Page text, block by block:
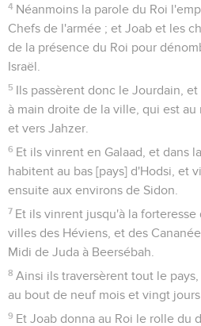
4 Néanmoins la parole du Roi
Chefs de l'armée ; et Joab et les
de la présence du Roi pour
Israël.
5 Ils passèrent donc le Jourdain,
à main droite de la ville, qui est au
et vers Jahzer.
6 Et ils vinrent en Galaad, et dans
habitent au bas [pays] d'Hodsi, et
ensuite aux environs de Sidon.
7 Et ils vinrent jusqu'à la
villes des Héviens, et des
Midi de Juda à Beersébah.
8 Ainsi ils traversèrent tout le
au bout de neuf mois et vingt jours.
9 Et Joab donna au Roi le rolle du